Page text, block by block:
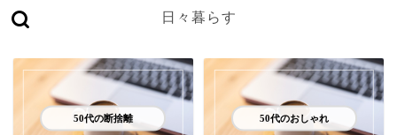
日々暮らす
50代の断捨離 50代のおしゃれ